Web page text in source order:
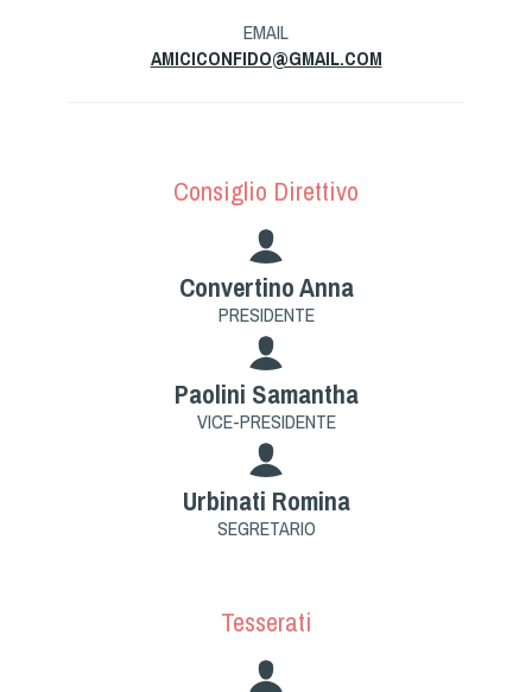
EMAIL
AMICICONFIDO@GMAIL.COM
Consiglio Direttivo
Convertino Anna
PRESIDENTE
Paolini Samantha
VICE-PRESIDENTE
Urbinati Romina
SEGRETARIO
Tesserati
Tiro con l'arco da caccia
Softair
Cinofilia Sportiva
Agility
DiscDog
Dog Balance
Dog Trail
Dog Triathlon
Hoopers
Rally Obedience